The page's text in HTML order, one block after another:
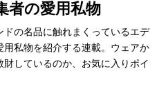
者の愛用私物
の名品に触れまくっているエデ
用私物を紹介する連載。ウェアか
しているのか、お気に入りポイ